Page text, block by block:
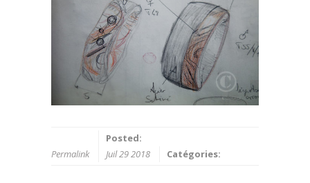
Permalink
Posted:
Juil 29 2018
Catégories: